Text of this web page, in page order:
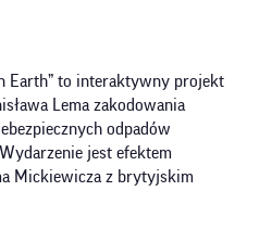
Earth” to interaktywny projekt
Lema zakodowania
odpadów
jest efektem
Mickiewicza z brytyjskim